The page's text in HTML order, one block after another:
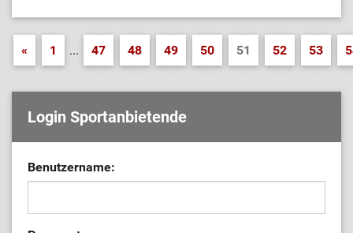
« 1 ... 47 48 49 50 51 52 53
Login Sportanbietende
Benutzername: